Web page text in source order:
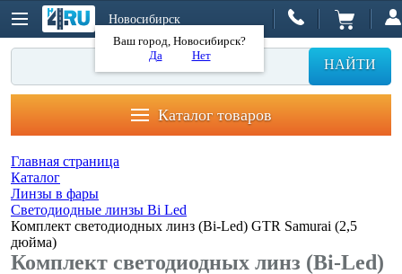
Новосибирск
Ваш город, Новосибирск?
Да
Нет
НАЙТИ
Каталог товаров
Главная страница
Каталог
Линзы в фары
Светодиодные линзы Bi Led
Комплект светодиодных линз (Bi-Led) GTR Samurai (2,5
дюйма)
Комплект светодиодных линз (Bi-Led)